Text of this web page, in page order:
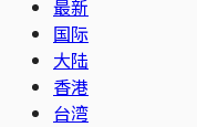
最新
国际
大陆
香港
台湾